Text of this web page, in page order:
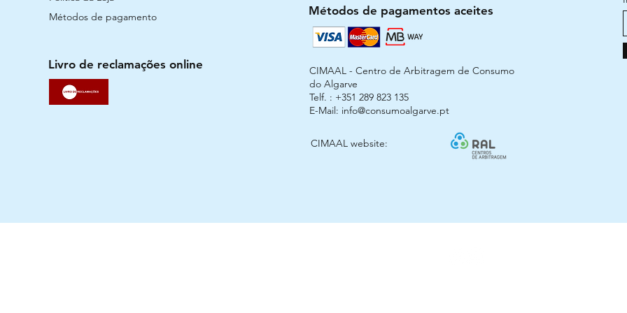
Métodos de pagamento
Livro de reclamações online
Métodos de pagamentos aceites
CIMAAL - Centro de Arbitragem de Consumo
do Algarve
Telf. : +351 289 823 135
E-Mail: info@consumoalgarve.pt
CIMAAL website: